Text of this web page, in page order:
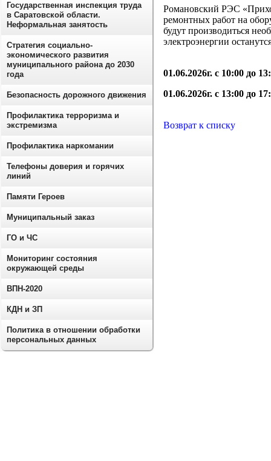
Романовский РЭС
ремонтных работ на
будут производиться
электроэнергии
01.06.2026г. с 10:00 до
01.06.2026г. с 13:00 до
Возврат к списку
Государственная инспекция труда
в Саратовской области.
Неформальная занятость
Стратегия социально-
экономического развития
муниципального района до 2030
года
Безопасность дорожного движения
Профилактика терроризма и
экстремизма
Профилактика наркомании
Телефоны доверия и горячих
линий
Памяти Героев
Муниципальный заказ
ГО и ЧС
Мониторинг состояния
окружающей среды
ВПН-2020
КДН и ЗП
Политика в отношении обработки
персональных данных